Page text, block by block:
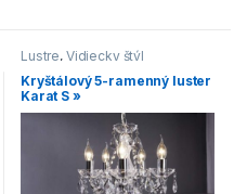
Lustre, Vidiecky štýl
Kryštálový 5-ramenný luster
Karat S »